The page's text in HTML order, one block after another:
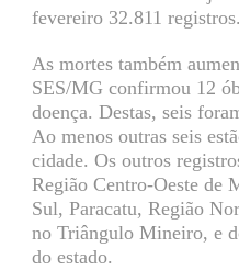
fevereiro 32.811 registros.
As mortes também
SES/MG confirmou 12
doença. Destas, seis
Ao menos outras seis
cidade. Os outros
Região Centro-Oeste de
Sul, Paracatu, Região
no Triângulo Mineiro, e
do estado.